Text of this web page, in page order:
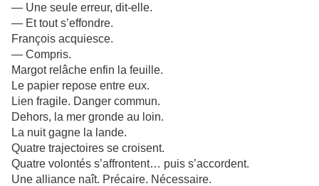
— Une seule erreur, dit-elle.
— Et tout s’effondre.
François acquiesce.
— Compris.
Margot relâche enfin la feuille.
Le papier repose entre eux.
Lien fragile. Danger commun.
Dehors, la mer gronde au loin.
La nuit gagne la lande.
Quatre trajectoires se croisent.
Quatre volontés s’affrontent… puis s’accordent.
Une alliance naît. Précaire. Nécessaire.